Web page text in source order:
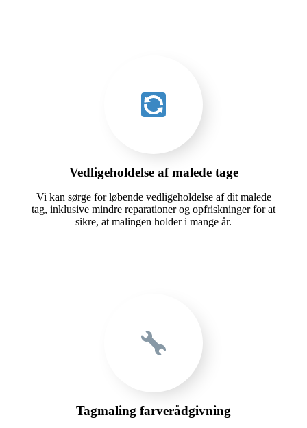
Vedligeholdelse af malede tage
Vi kan sørge for løbende vedligeholdelse af dit malede
tag, inklusive mindre reparationer og opfriskninger for at
sikre, at malingen holder i mange år.
Tagmaling farverådgivning